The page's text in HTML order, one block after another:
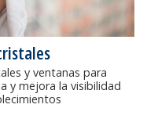
y ventanas para
y mejora la visibilidad